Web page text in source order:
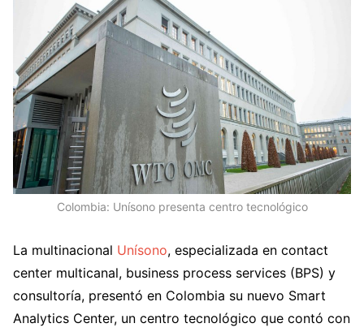
Colombia: Unísono presenta centro tecnológico
La multinacional Unísono, especializada en contact
center multicanal, business process services (BPS) y
consultoría, presentó en Colombia su nuevo Smart
Analytics Center, un centro tecnológico que contó con